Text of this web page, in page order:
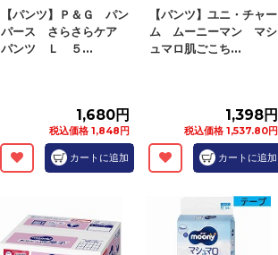
【パンツ】Ｐ＆Ｇ パン
パース さらさらケア
パンツ Ｌ ５...
1,680円
税込価格 1,848円
カートに追加
【パンツ】ユニ・チャー
ム ムーニーマン マシ
ュマロ肌ごこち...
1,398円
税込価格 1,537.80円
カートに追加